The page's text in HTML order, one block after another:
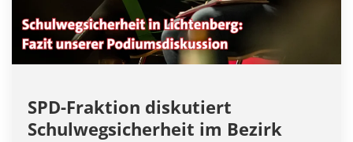
SPD-Fraktion diskutiert
Schulwegsicherheit im Bezirk